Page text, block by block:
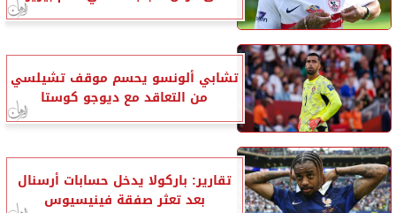
تشابي ألونسو يحسم موقف تشيلسي
من التعاقد مع ديوجو كوستا
تقارير: باركولا يدخل حسابات أرسنال
بعد تعثر صفقة فينيسيوس